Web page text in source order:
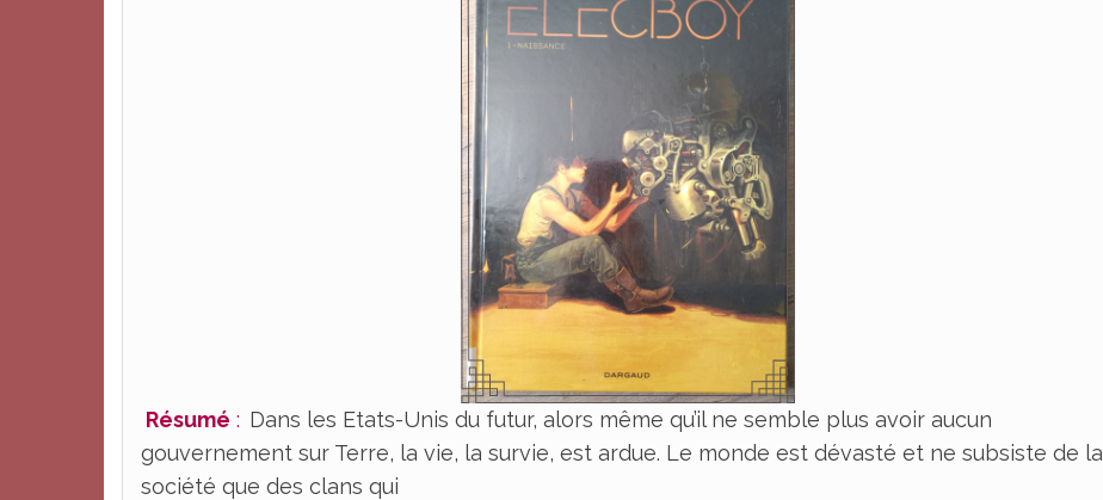
Résumé : Dans les Etats-Unis du futur, alors même qu’il ne semble plus avoir aucun
gouvernement sur Terre, la vie, la survie, est ardue. Le monde est dévasté et ne subsiste de la
société que des clans qui